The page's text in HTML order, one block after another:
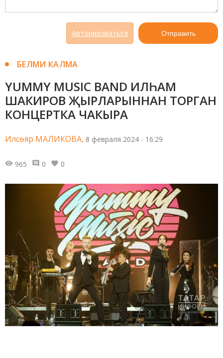
Авторизоваться Отправить
БЕЛМИ КАЛМА
YUMMY MUSIC BAND ИЛҺАМ
ШАКИРОВ ҖЫРЛАРЫННАН ТОРГАН
КОНЦЕРТКА ЧАКЫРА
Илсөяр МАЛИКОВА, 8 февраля 2024 - 16:29
965 0 0